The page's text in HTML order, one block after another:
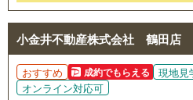
小金井不動産株式会社 鶴田店
おすすめ 成約でもらえる
現地見
オンライン対応可